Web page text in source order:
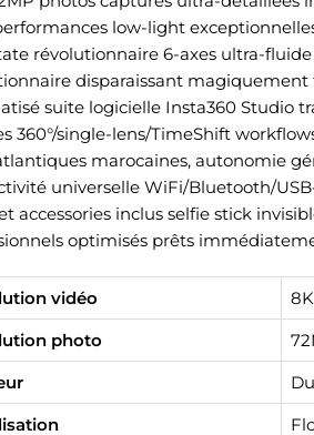
low-light
révolutionnaire 6-axes ultra-
disparaissant magiquement
suite logicielle Insta360 Studio
360°/single-lens/TimeShift
marocaines, autonomie
universelle WiFi/Bluetooth/
accessories inclus selfie stick
optimisés prêts
vidéo
photo